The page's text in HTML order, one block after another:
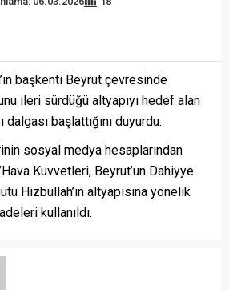
başkenti Beyrut çevresinde
ileri sürdüğü altyapıyı hedef alan
dalgası başlattığını duyurdu.
sosyal medya hesaplarından
Kuvvetleri, Beyrut’un Dahiyye
Hizbullah’ın altyapısına yönelik
kullanıldı.